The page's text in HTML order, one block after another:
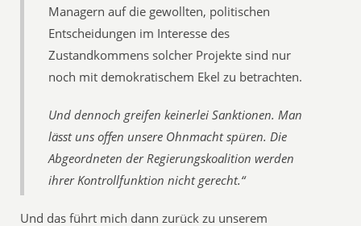
Managern auf die gewollten, politischen
Entscheidungen im Interesse des
Zustandkommens solcher Projekte sind nur
noch mit demokratischem Ekel zu betrachten.
Und dennoch greifen keinerlei Sanktionen. Man
lässt uns offen unsere Ohnmacht spüren. Die
Abgeordneten der Regierungskoalition werden
ihrer Kontrollfunktion nicht gerecht.“
Und das führt mich dann zurück zu unserem